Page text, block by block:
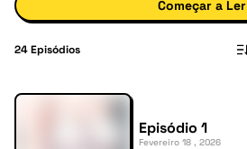
Começar a Ler
24Episódios
Episódio 1
Fevereiro 18 , 2026